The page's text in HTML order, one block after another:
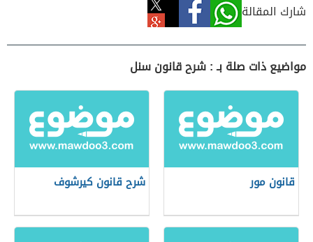
شارك المقالة
مواضيع ذات صلة بـ : شرح قانون سنل
قانون مور شرح قانون كيرشوف